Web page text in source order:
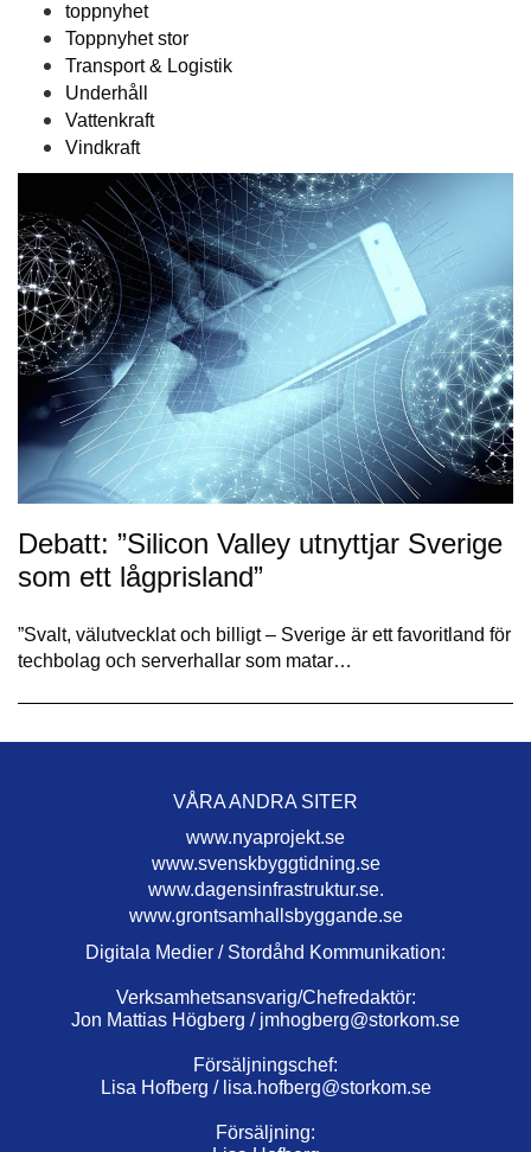
toppnyhet
Toppnyhet stor
Transport & Logistik
Underhåll
Vattenkraft
Vindkraft
Debatt: ”Silicon Valley utnyttjar Sverige
som ett lågprisland”
”Svalt, välutvecklat och billigt – Sverige är ett favoritland för
techbolag och serverhallar som matar…
VÅRA ANDRA SITER
www.nyaprojekt.se
www.svenskbyggtidning.se
www.dagensinfrastruktur.se.
www.grontsamhallsbyggande.se
Digitala Medier / Stordåhd Kommunikation:
Verksamhetsansvarig/Chefredaktör:
Jon Mattias Högberg / jmhogberg@storkom.se
Försäljningschef:
Lisa Hofberg / lisa.hofberg@storkom.se
Försäljning: